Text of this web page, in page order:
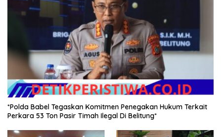
*Polda Babel Tegaskan Komitmen Penegakan Hukum Terkait
Perkara 53 Ton Pasir Timah Ilegal Di Belitung*